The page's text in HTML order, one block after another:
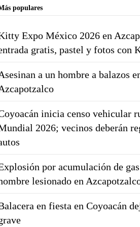
populares
Expo México 2026 en
gratis, pastel y fotos con
a un hombre a balazos
inicia censo vehicular
2026; vecinos deberán
por acumulación de
lesionado en
en fiesta en Coyoacán